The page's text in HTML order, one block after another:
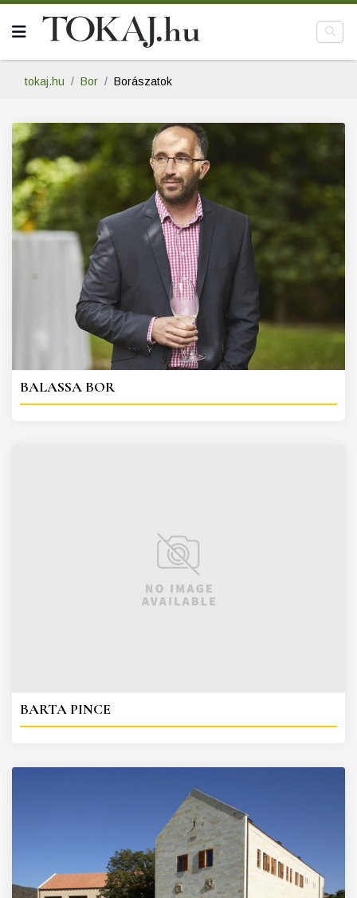
tokaj.hu Bor Borászatok
BALASSA BOR
BARTA PINCE